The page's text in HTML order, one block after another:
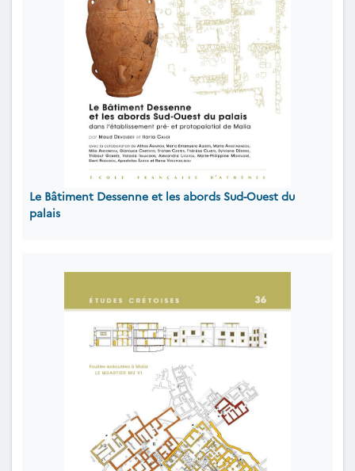
Le Bâtiment Dessenne et les abords Sud-Ouest du
palais